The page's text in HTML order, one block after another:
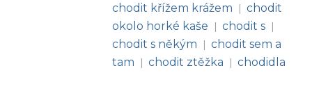
chodit křížem krážem | chodit
okolo horké kaše
| chodit s |
chodit s někým | chodit sem a
tam
| chodit ztěžka | chodidla